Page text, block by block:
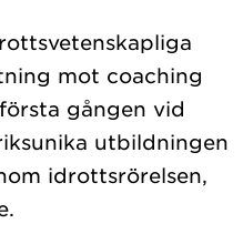
mot coaching
gången vid
utbildningen
idrottsrörelsen,